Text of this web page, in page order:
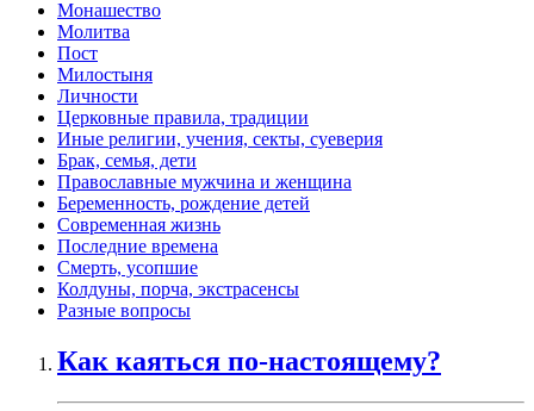
Монашество
Молитва
Пост
Милостыня
Личности
Церковные правила, традиции
Иные религии, учения, секты, суеверия
Брак, семья, дети
Православные мужчина и женщина
Беременность, рождение детей
Современная жизнь
Последние времена
Смерть, усопшие
Колдуны, порча, экстрасенсы
Разные вопросы
Как каяться по-настоящему?